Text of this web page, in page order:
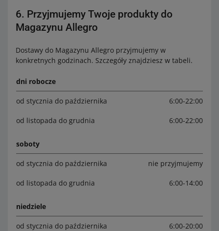
6. Przyjmujemy Twoje produkty do
Magazynu Allegro
Dostawy do Magazynu Allegro przyjmujemy w
konkretnych godzinach. Szczegóły znajdziesz w tabeli.
dni robocze
od stycznia do października 6:00-22:00
od listopada do grudnia 6:00-22:00
soboty
od stycznia do października nie przyjmujemy
od listopada do grudnia 6:00-14:00
niedziele
od stycznia do października 6:00-20:00